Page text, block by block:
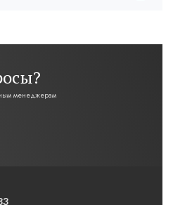
менеджерам